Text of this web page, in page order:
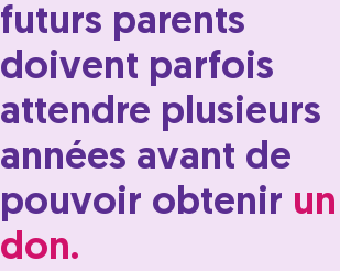
futurs parents
doivent parfois
attendre plusieurs
années avant de
pouvoir obtenir un
don.